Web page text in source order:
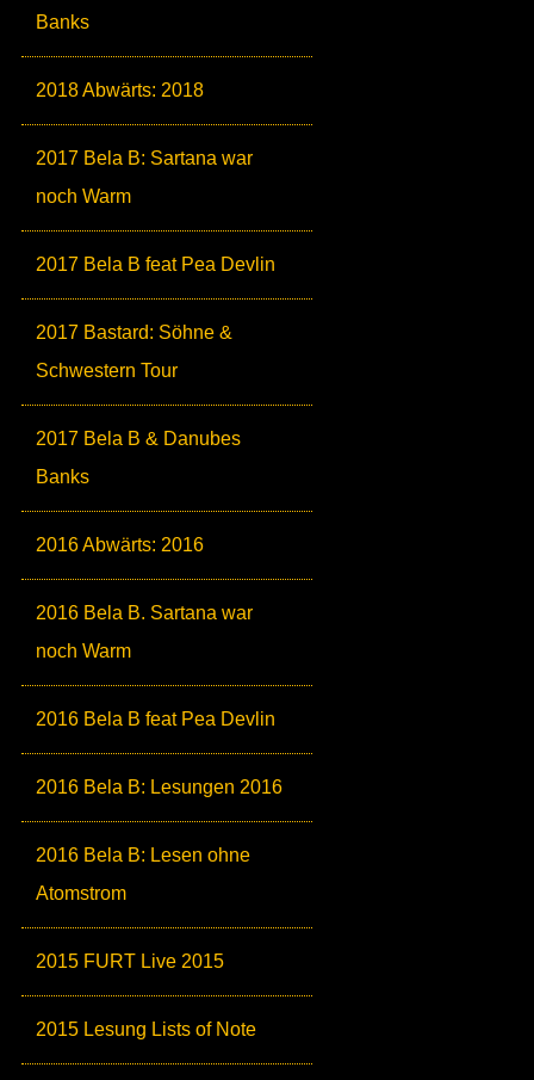
Banks
2018 Abwärts: 2018
2017 Bela B: Sartana war
noch Warm
2017 Bela B feat Pea Devlin
2017 Bastard: Söhne &
Schwestern Tour
2017 Bela B & Danubes
Banks
2016 Abwärts: 2016
2016 Bela B. Sartana war
noch Warm
2016 Bela B feat Pea Devlin
2016 Bela B: Lesungen 2016
2016 Bela B: Lesen ohne
Atomstrom
2015 FURT Live 2015
2015 Lesung Lists of Note